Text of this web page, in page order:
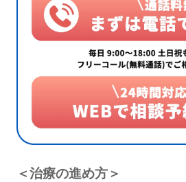
＜治療の進め方＞